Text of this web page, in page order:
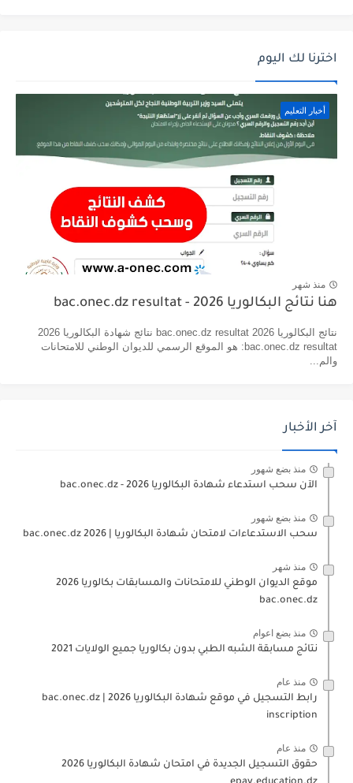
اخترنا لك اليوم
أخبار التعليم
منذ شهر
هنا نتائج البكالوريا 2026 - bac.onec.dz resultat
نتائج البكالوريا 2026 bac.onec.dz resultat نتائج شهادة البكالوريا 2026
bac.onec.dz resultat: هو الموقع الرسمي للديوان الوطني للامتحانات
والم...
آخر الأخبار
منذ بضع شهور
الآن سحب استدعاء شهادة البكالوريا bac.onec.dz - 2026
منذ بضع شهور
سحب الاستدعاءات لامتحان شهادة البكالوريا | 2026 bac.onec.dz
منذ شهر
موقع الديوان الوطني للامتحانات والمسابقات بكالوريا 2026
bac.onec.dz
منذ بضع اعوام
نتائج مسابقة الشبه الطبي بدون بكالوريا جميع الولايات 2021
منذ عام
رابط التسجيل في موقع شهادة البكالوريا 2026 | bac.onec.dz
inscription
منذ عام
حقوق التسجيل الجديدة في امتحان شهادة البكالوريا 2026